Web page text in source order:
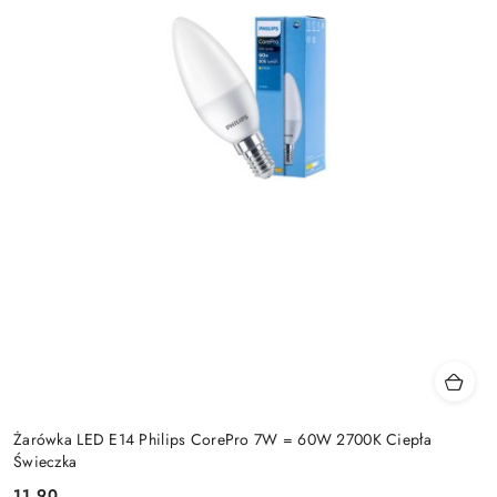
Żarówka LED E14 Philips CorePro 7W = 60W 2700K Ciepła
Świeczka